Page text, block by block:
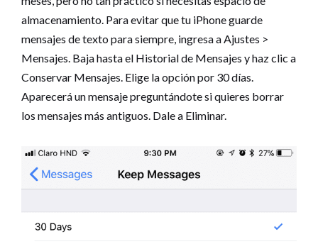
almacenamiento. Para evitar que tu iPhone guarde
mensajes de texto para siempre, ingresa a Ajustes >
Mensajes. Baja hasta el Historial de Mensajes y haz clic a
Conservar Mensajes. Elige la opción por 30 días.
Aparecerá un mensaje preguntándote si quieres borrar
los mensajes más antiguos. Dale a Eliminar.